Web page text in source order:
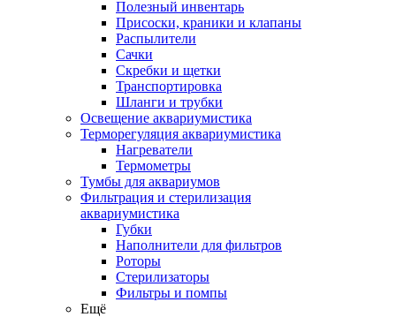
Полезный инвентарь
Присоски, краники и клапаны
Распылители
Сачки
Скребки и щетки
Транспортировка
Шланги и трубки
Освещение аквариумистика
Терморегуляция аквариумистика
Нагреватели
Термометры
Тумбы для аквариумов
Фильтрация и стерилизация
аквариумистика
Губки
Наполнители для фильтров
Роторы
Стерилизаторы
Фильтры и помпы
Ещё